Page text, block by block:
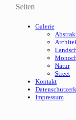
Seiten
Galerie
Natur
Street
Kontakt
Impressum